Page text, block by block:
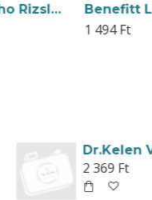
Bánh Tráng My Tho Rizslap 22cm kb. 40db 400g
1 494 Ft
2 369 Ft